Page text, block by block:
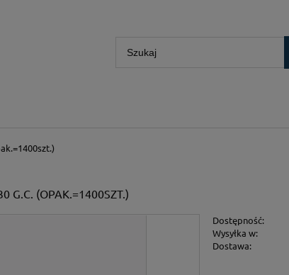
G.C. (OPAK.=1400SZT.)
Dostępność:
Wysyłka w:
Dostawa: